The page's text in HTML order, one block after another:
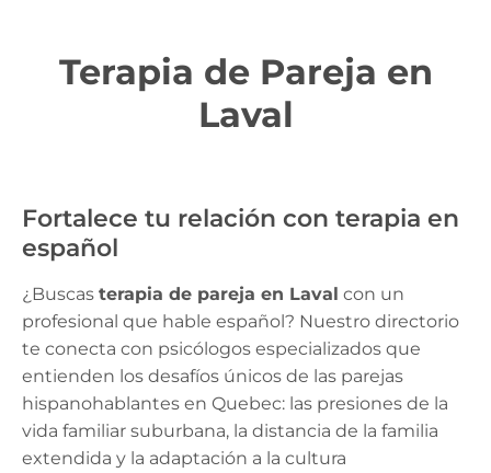
Terapia de Pareja en
Laval
Fortalece tu relación con terapia en
español
¿Buscas terapia de pareja en Laval con un
profesional que hable español? Nuestro directorio
te conecta con psicólogos especializados que
entienden los desafíos únicos de las parejas
hispanohablantes en Quebec: las presiones de la
vida familiar suburbana, la distancia de la familia
extendida y la adaptación a la cultura